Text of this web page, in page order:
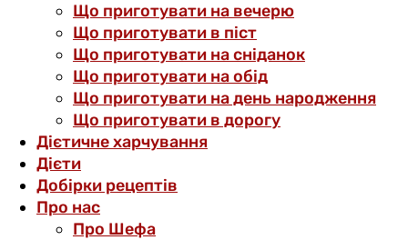
Що приготувати на вечерю
Що приготувати в піст
Що приготувати на сніданок
Що приготувати на обід
Що приготувати на день народження
Що приготувати в дорогу
Дієтичне харчування
Дієти
Добірки рецептів
Про нас
Про Шефа